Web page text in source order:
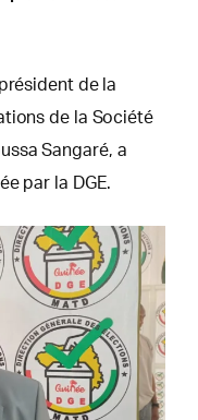
de la
de la Société
Sangaré, a
par la DGE.